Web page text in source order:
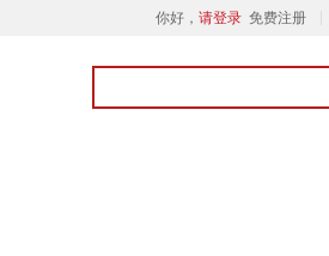
你好， 请登录 免费注册